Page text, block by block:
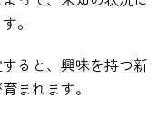
。
すると、興味を持つ新
まれます。